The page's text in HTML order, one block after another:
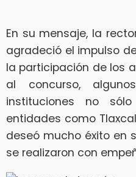
En su mensaje, la
agradeció el impulso
la participación de los
al concurso,
instituciones no
entidades como
deseó mucho éxito en
se realizaron con